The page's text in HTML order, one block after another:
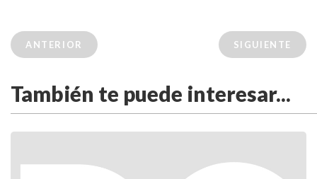
ANTERIOR SIGUIENTE
También te puede interesar...